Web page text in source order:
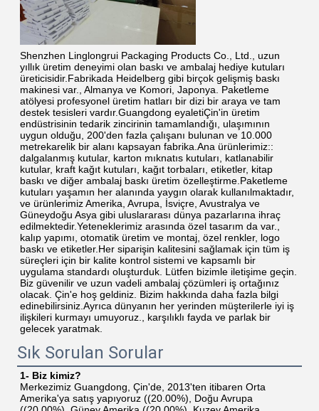
Shenzhen Linglongrui Packaging Products Co., Ltd., uzun
yıllık üretim deneyimi olan baskı ve ambalaj hediye kutuları
üreticisidir.Fabrikada Heidelberg gibi birçok gelişmiş baskı
makinesi var., Almanya ve Komori, Japonya. Paketleme
atölyesi profesyonel üretim hatları bir dizi bir araya ve tam
destek tesisleri vardır.Guangdong eyaletiÇin'in üretim
endüstrisinin tedarik zincirinin tamamlandığı, ulaşımının
uygun olduğu, 200'den fazla çalışanı bulunan ve 10.000
metrekarelik bir alanı kapsayan fabrika.Ana ürünlerimiz::
dalgalanmış kutular, karton mıknatıs kutuları, katlanabilir
kutular, kraft kağıt kutuları, kağıt torbaları, etiketler, kitap
baskı ve diğer ambalaj baskı üretim özelleştirme.Paketleme
kutuları yaşamın her alanında yaygın olarak kullanılmaktadır,
ve ürünlerimiz Amerika, Avrupa, İsviçre, Avustralya ve
Güneydoğu Asya gibi uluslararası dünya pazarlarına ihraç
edilmektedir.Yeteneklerimiz arasında özel tasarım da var.,
kalıp yapımı, otomatik üretim ve montaj, özel renkler, logo
baskı ve etiketler.Her siparişin kalitesini sağlamak için tüm iş
süreçleri için bir kalite kontrol sistemi ve kapsamlı bir
uygulama standardı oluşturduk. Lütfen bizimle iletişime geçin.
Biz güvenilir ve uzun vadeli ambalaj çözümleri iş ortağınız
olacak. Çin'e hoş geldiniz. Bizim hakkında daha fazla bilgi
edinebilirsiniz.Ayrıca dünyanın her yerinden müşterilerle iyi iş
ilişkileri kurmayı umuyoruz., karşılıklı fayda ve parlak bir
gelecek yaratmak.
Sık Sorulan Sorular
1- Biz kimiz?
Merkezimiz Guangdong, Çin'de, 2013'ten itibaren Orta
Amerika'ya satış yapıyoruz ((20.00%), Doğu Avrupa